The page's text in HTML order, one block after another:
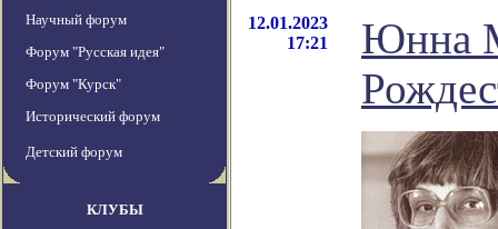
Научный форум
Форум "Русская идея"
Форум "Курск"
Исторический форум
Детский форум
КЛУБЫ
12.01.2023
17:21
Юнна